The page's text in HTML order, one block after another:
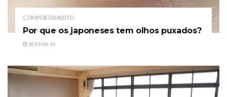
COMPORTAMENTO
Por que os japoneses tem olhos puxados?
2019-08-16